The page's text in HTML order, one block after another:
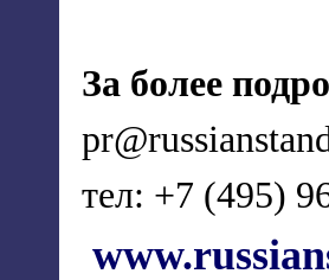
За более
тел: +7 (495)